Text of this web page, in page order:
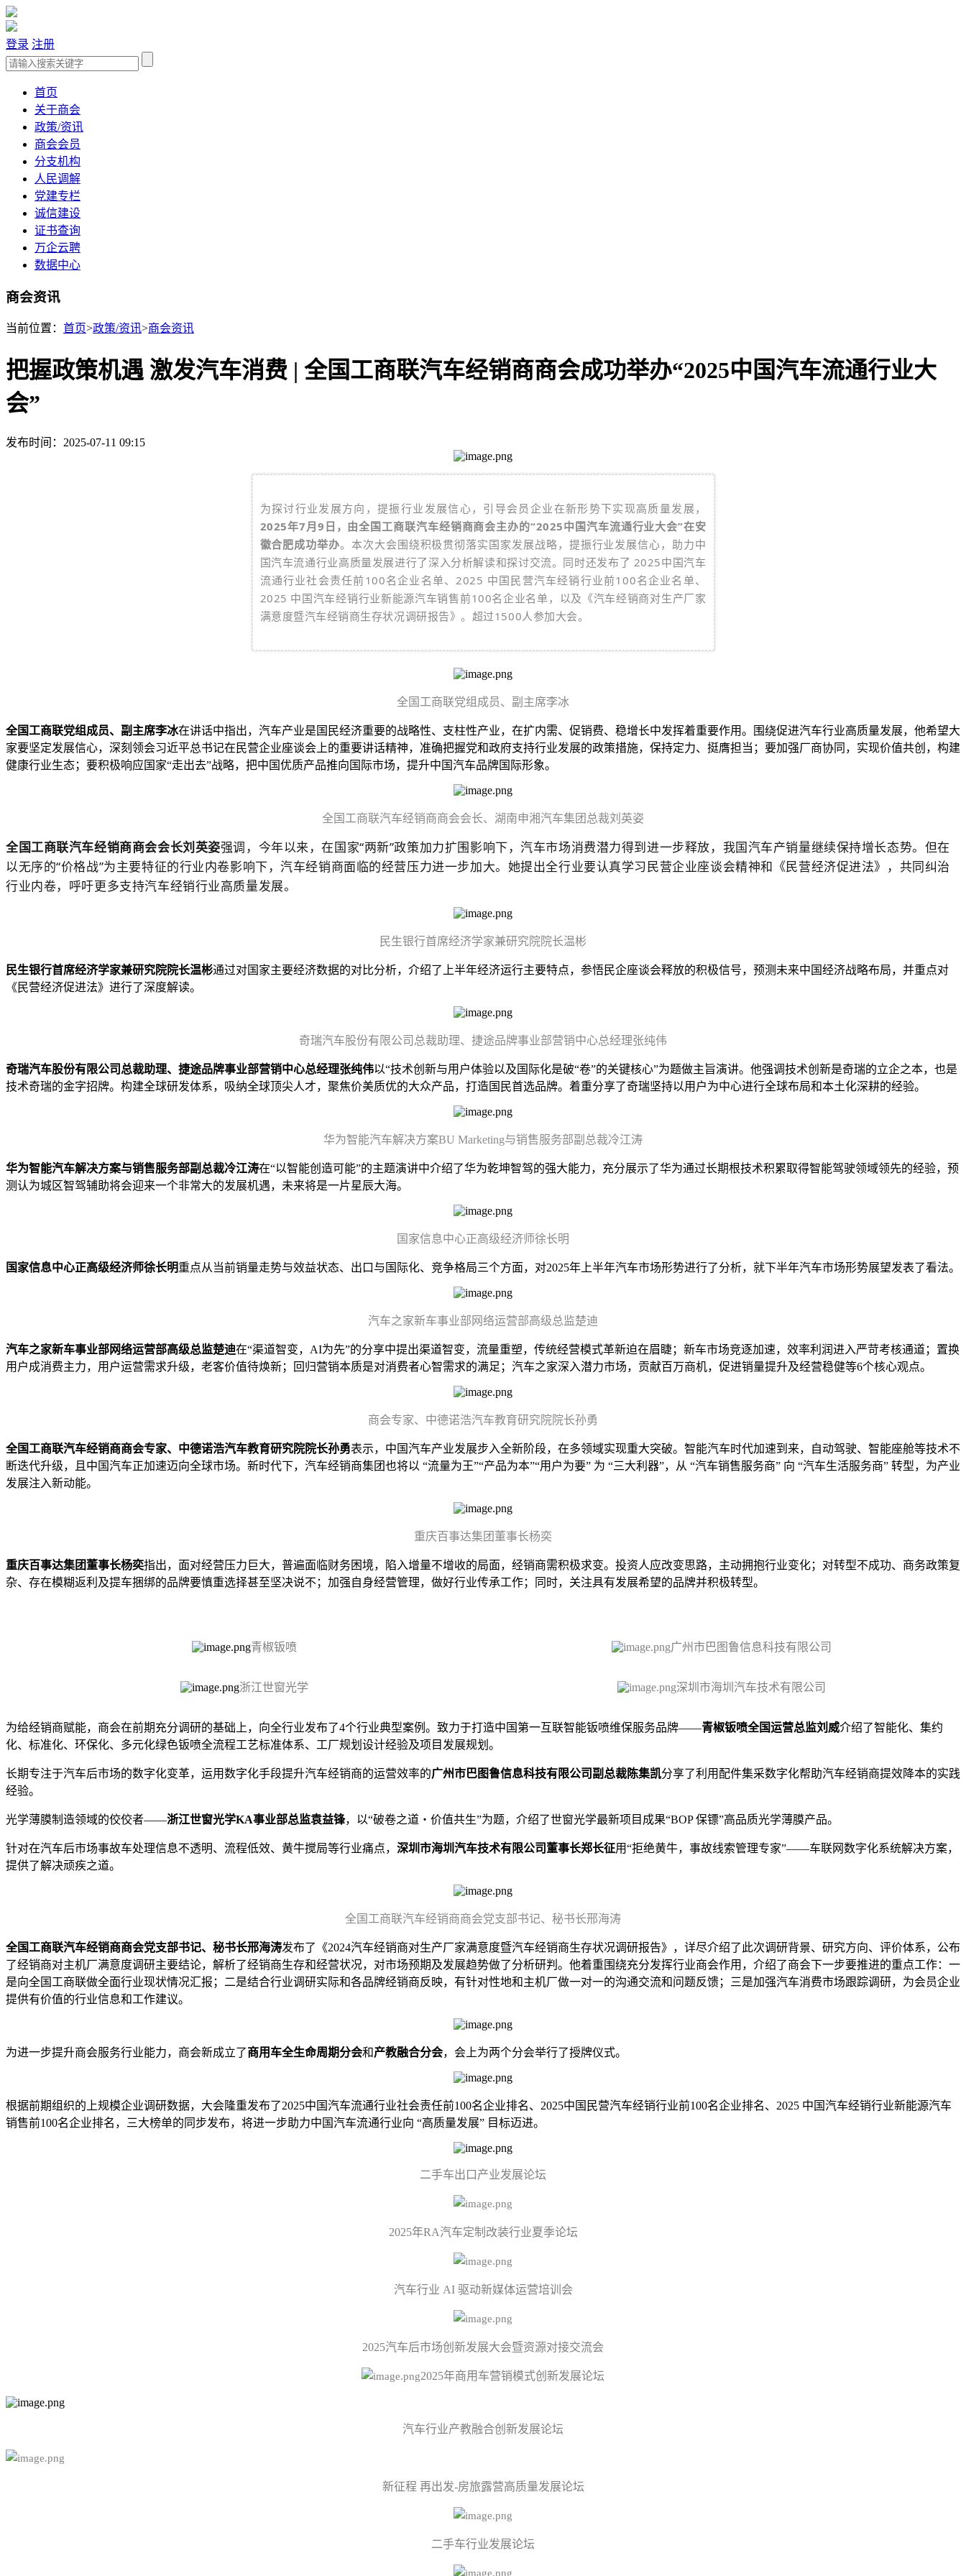
登录 注册
首页
关于商会
政策/资讯
商会会员
分支机构
人民调解
党建专栏
诚信建设
证书查询
万企云聘
数据中心
商会资讯
当前位置： 首页>政策/资讯>商会资讯
把握政策机遇 激发汽车消费 | 全国工商联汽车经销商商会成功举办“2025中国汽车流通行业大
会”
发布时间：2025-07-11 09:15
为探讨行业发展方向，提振行业发展信心，引导会员企业在新形势下实现高质量发展，
2025年7月9日，由全国工商联汽车经销商商会主办的“2025中国汽车流通行业大会”在安
徽合肥成功举办。本次大会围绕积极贯彻落实国家发展战略，提振行业发展信心，助力中
国汽车流通行业高质量发展进行了深入分析解读和探讨交流。 同时还发布了 2025中国汽车
流通行业社会责任前100名企业名单、2025 中国民营汽车经销行业前100名企业名单、
2025 中国汽车经销行业新能源汽车销售前100名企业名单，以及《汽车经销商对生产厂家
满意度暨汽车经销商生存状况调研报告》。超过1500人参加大会。
全国工商联党组成员、副主席李冰
全国工商联党组成员、副主席李冰在讲话中指出， 汽车产业是国民经济重要的战略性、支柱性产业，在扩内需、促销费、稳增长中发挥着重要作用。围绕促进汽车行业高质量发展，他希望大
家要坚定发展信心，深刻领会习近平总书记在民营企业座谈会上的重要讲话精神，准确把握党和政府支持行业发展的政策措施，保持定力、挺膺担当；要加强厂商协同，实现价值共创，构建
健康行业生态；要积极响应国家“走出去”战略，把中国优质产品推向国际市场，提升中国汽车品牌国际形象。
全国工商联汽车经销商商会会长、湖南申湘汽车集团总裁刘英姿
全国工商联汽车经销商商会会长刘英姿强调，今年以来，在国家“两新”政策加力扩围影响下，汽车市场消费潜力得到进一步释放，我国汽车产销量继续保持增长态势。但在
以无序的“价格战”为主要特征的行业内卷影响下，汽车经销商面临的经营压力进一步加大。她提出全行业要认真学习民营企业座谈会精神和《民营经济促进法》，共同纠治
行业内卷，呼吁更多支持汽车经销行业高质量发展。
民生银行首席经济学家兼研究院院长温彬
民生银行首席经济学家兼研究院院长温彬通过对国家主要经济数据的对比分析，介绍了上半年经济运行主要特点，参悟民企座谈会释放的积极信号，预测未来中国经济战略布局，并重点对
《民营经济促进法》进行了深度解读。
奇瑞汽车股份有限公司总裁助理、捷途品牌事业部营销中心总经理张纯伟
奇瑞汽车股份有限公司总裁助理、捷途品牌事业部营销中心总经理张纯伟以“技术创新与用户体验以及国际化是破“卷”的关键核心”为题做主旨演讲。他强调技术创新是奇瑞的立企之本，也是
技术奇瑞的金字招牌。构建全球研发体系，吸纳全球顶尖人才，聚焦价美质优的大众产品，打造国民首选品牌。着重分享了奇瑞坚持以用户为中心进行全球布局和本土化深耕的经验。
华为智能汽车解决方案BU Marketing与销售服务部副总裁冷江涛
华为智能汽车解决方案与销售服务部副总裁冷江涛在“以智能创造可能”的主题演讲中介绍了华为乾坤智驾的强大能力，充分展示了华为通过长期根技术积累取得智能驾驶领域领先的经验，预
测认为城区智驾辅助将会迎来一个非常大的发展机遇，未来将是一片星辰大海。
国家信息中心正高级经济师徐长明
国家信息中心正高级经济师徐长明重点从当前销量走势与效益状态、出口与国际化、竞争格局三个方面，对2025年上半年汽车市场形势进行了分析，就下半年汽车市场形势展望发表了看法。
汽车之家新车事业部网络运营部高级总监楚迪
汽车之家新车事业部网络运营部高级总监楚迪在“渠道智变，AI为先”的分享中提出渠道智变，流量重塑，传统经营模式革新迫在眉睫；新车市场竞逐加速，效率利润进入严苛考核通道；置换
用户成消费主力，用户运营需求升级，老客价值待焕新；回归营销本质是对消费者心智需求的满足；汽车之家深入潜力市场，贡献百万商机，促进销量提升及经营稳健等6个核心观点。
商会专家、中德诺浩汽车教育研究院院长孙勇
全国工商联汽车经销商商会专家、中德诺浩汽车教育研究院院长孙勇表示，中国汽车产业发展步入全新阶段，在多领域实现重大突破。智能汽车时代加速到来，自动驾驶、智能座舱等技术不
断迭代升级，且中国汽车正加速迈向全球市场。新时代下，汽车经销商集团也将以 “流量为王”“产品为本”“用户为要” 为 “三大利器”，从 “汽车销售服务商” 向 “汽车生活服务商” 转型，为产业
发展注入新动能。
重庆百事达集团董事长杨奕
重庆百事达集团董事长杨奕指出，面对经营压力巨大，普遍面临财务困境，陷入增量不增收的局面，经销商需积极求变。投资人应改变思路，主动拥抱行业变化；对转型不成功、商务政策复
杂、存在模糊返利及提车捆绑的品牌要慎重选择甚至坚决说不；加强自身经营管理，做好行业传承工作；同时，关注具有发展希望的品牌并积极转型。
青椒钣喷 广州市巴图鲁信息科技有限公司
浙江世窗光学 深圳市海圳汽车技术有限公司
为给经销商赋能，商会在前期充分调研的基础上，向全行业发布了4个行业典型案例。致力于打造中国第一互联智能钣喷维保服务品牌——青椒钣喷全国运营总监刘威介绍了智能化、集约
化、标准化、环保化、多元化绿色钣喷全流程工艺标准体系、工厂规划设计经验及项目发展规划。
长期专注于汽车后市场的数字化变革，运用数字化手段提升汽车经销商的运营效率的广州市巴图鲁信息科技有限公司副总裁陈集凯分享了利用配件集采数字化帮助汽车经销商提效降本的实践
经验。
光学薄膜制造领域的佼佼者——浙江世窗光学KA事业部总监袁益锋，以“破卷之道・价值共生”为题，介绍了世窗光学最新项目成果“BOP 保镖”高品质光学薄膜产品。
针对在汽车后市场事故车处理信息不透明、流程低效、黄牛搅局等行业痛点， 深圳市海圳汽车技术有限公司董事长郑长征用“拒绝黄牛，事故线索管理专家”——车联网数字化系统解决方案，
提供了解决顽疾之道。
全国工商联汽车经销商商会党支部书记、秘书长邢海涛
全国工商联汽车经销商商会党支部书记、秘书长邢海涛发布了《2024汽车经销商对生产厂家满意度暨汽车经销商生存状况调研报告》，详尽介绍了此次调研背景、研究方向、评价体系，公布
了经销商对主机厂满意度调研主要结论，解析了经销商生存和经营状况，对市场预期及发展趋势做了分析研判。他着重围绕充分发挥行业商会作用，介绍了商会下一步要推进的重点工作：一
是向全国工商联做全面行业现状情况汇报；二是结合行业调研实际和各品牌经销商反映，有针对性地和主机厂做一对一的沟通交流和问题反馈；三是加强汽车消费市场跟踪调研，为会员企业
提供有价值的行业信息和工作建议。
为进一步提升商会服务行业能力，商会新成立了商用车全生命周期分会和产教融合分会，会上为两个分会举行了授牌仪式。
根据前期组织的上规模企业调研数据，大会隆重发布了2025中国汽车流通行业社会责任前100名企业排名、2025中国民营汽车经销行业前100名企业排名、2025 中国汽车经销行业新能源汽车
销售前100名企业排名，三大榜单的同步发布，将进一步助力中国汽车流通行业向 “高质量发展” 目标迈进。
二手车出口产业发展论坛
2025年RA汽车定制改装行业夏季论坛
汽车行业 AI 驱动新媒体运营培训会
2025汽车后市场创新发展大会暨资源对接交流会
2025年商用车营销模式创新发展论坛
汽车行业产教融合创新发展论坛
新征程 再出发-房旅露营高质量发展论坛
二手车行业发展论坛